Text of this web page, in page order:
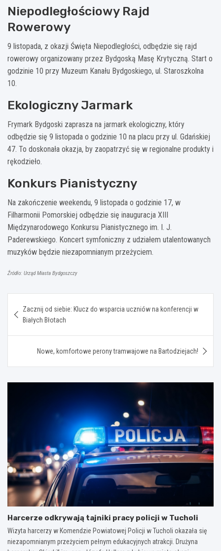
Niepodległościowy Rajd
Rowerowy
9 listopada, z okazji Święta Niepodległości, odbędzie się rajd
rowerowy organizowany przez Bydgoską Masę Krytyczną. Start o
godzinie 10 przy Muzeum Kanału Bydgoskiego, ul. Staroszkolna
10.
Ekologiczny Jarmark
Frymark Bydgoski zaprasza na jarmark ekologiczny, który
odbędzie się 9 listopada o godzinie 10 na placu przy ul. Gdańskiej
47. To doskonała okazja, by zaopatrzyć się w regionalne produkty i
rękodzieło.
Konkurs Pianistyczny
Na zakończenie weekendu, 9 listopada o godzinie 17, w
Filharmonii Pomorskiej odbędzie się inauguracja XIII
Międzynarodowego Konkursu Pianistycznego im. I. J.
Paderewskiego. Koncert symfoniczny z udziałem utalentowanych
muzyków będzie niezapomnianym przeżyciem.
Źródło: Urząd Miasta Bydgoszczy
wpisu
Zacznij od siebie: Klucz do wsparcia uczniów na konferencji w
Białych Błotach
Nowe, komfortowe perony tramwajowe na Bartodziejach!
Harcerze odkrywają tajniki pracy policji w Tucholi
Wizyta harcerzy w Komendzie Powiatowej Policji w Tucholi okazała się
niezapomnianym przeżyciem pełnym edukacyjnych atrakcji. Drużyna